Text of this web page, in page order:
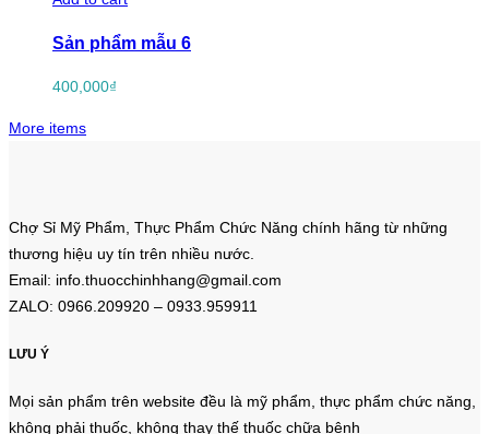
Sản phẩm mẫu 6
400,000₫
More items
Chợ Sỉ Mỹ Phẩm, Thực Phẩm Chức Năng chính hãng từ những
thương hiệu uy tín trên nhiều nước.
Email: info.thuocchinhhang@gmail.com
ZALO: 0966.209920 – 0933.959911
LƯU Ý
Mọi sản phẩm trên website đều là mỹ phẩm, thực phẩm chức năng,
không phải thuốc, không thay thế thuốc chữa bệnh